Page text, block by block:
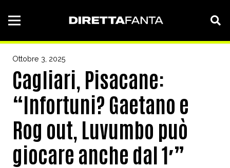
Ottobre 3, 2025
Cagliari, Pisacane:
“Infortuni? Gaetano e
Rog out, Luvumbo può
giocare anche dal 1′”